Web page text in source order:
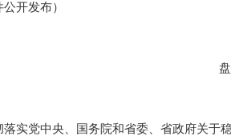
开发布）
党中央、国务院和省委、省政府关于稳